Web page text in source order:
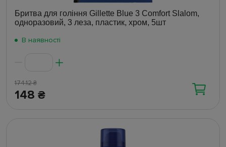
Бритва для гоління Gillette Blue 3 Comfort Slalom,
одноразовий, 3 леза, пластик, хром, 5шт
В наявності
174.12₴
148 ₴